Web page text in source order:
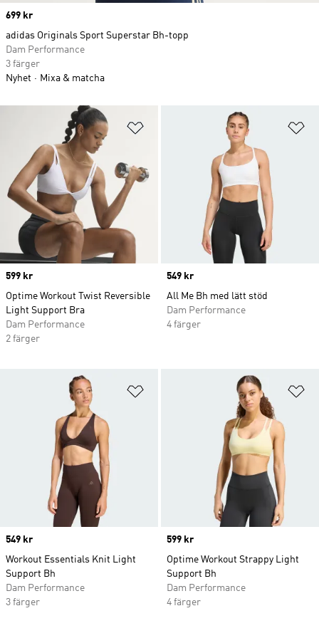
Lägg till på önskelistan
Price
599 kr
Optime Workout Twist Reversible
Light Support Bra
Dam Performance
2 färger
Price
549 kr
All Me Bh med lätt stöd
Dam Performance
4 färger
Lägg till på önskelistan
Price
549 kr
Workout Essentials Knit Light
Support Bh
Dam Performance
3 färger
Price
599 kr
Optime Workout Strappy Light
Support Bh
Dam Performance
4 färger
Price
699 kr
adidas Originals Sport Superstar Bh-topp
Dam Performance
3 färger
Nyhet
Mixa & matcha